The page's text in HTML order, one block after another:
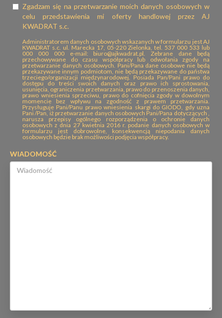
Zgadzam się na przetwarzanie moich danych osobowych w
celu przedstawienia mi oferty handlowej przez AJ
KWADRAT s.c.
Administratorem danych osobowych wskazanych w formularzu jest AJ
KWADRAT s.c. ul. Marecka 17, 05-220 Zielonka, tel. 537 000 533 lub
000 000 000 e-mail: biuro@ajkwadrat.pl. Zebrane dane będą
przechowywane do czasu współpracy lub odwołania zgody na
przetwarzanie danych osobowych. Pani/Pana dane osobowe nie będą
przekazywane innym podmiotom, nie będą przekazywane do państwa
trzeciego/organizacji międzynarodowej. Posiada Pan/Pani prawo do
dostępu do treści swoich danych oraz prawo ich sprostowania,
usunięcia, ograniczenia przetwarzania, prawo do przenoszenia danych,
prawo wniesienia sprzeciwu, prawo do cofnięcia zgody w dowolnym
momencie bez wpływu na zgodność z prawem przetwarzania.
Przysługuje Pani/Panu prawo wniesienia skargi do GIODO, gdy uzna
Pani /Pan, iż przetwarzanie danych osobowych Pani/Pana dotyczących ,
narusza przepisy ogólnego rozporządzenia o ochronie danych
osobowych z dnia 27 kwietnia 2016 r. podanie danych osobowych w
formularzu jest dobrowolne, konsekwencją niepodania danych
osobowych będzie brak możliwości podjęcia współpracy.
WIADOMOŚĆ